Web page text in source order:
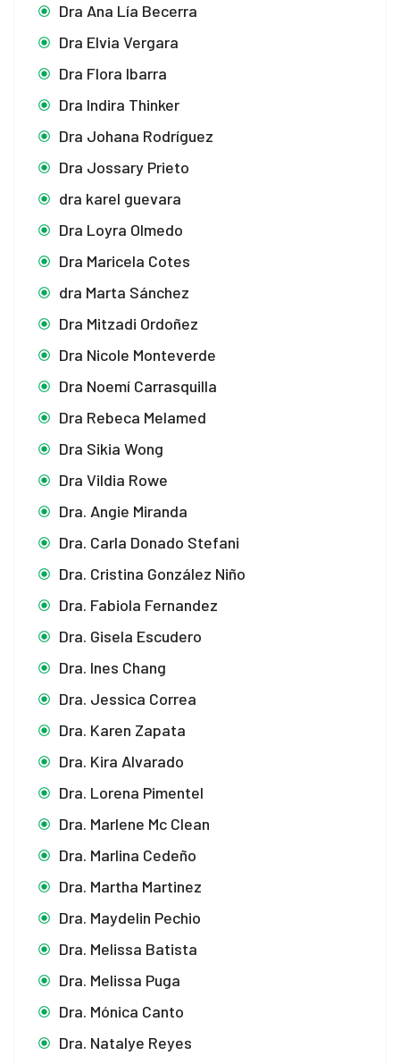
Dra Ana Lía Becerra
Dra Elvia Vergara
Dra Flora Ibarra
Dra Indira Thinker
Dra Johana Rodríguez
Dra Jossary Prieto
dra karel guevara
Dra Loyra Olmedo
Dra Maricela Cotes
dra Marta Sánchez
Dra Mitzadi Ordoñez
Dra Nicole Monteverde
Dra Noemí Carrasquilla
Dra Rebeca Melamed
Dra Sikia Wong
Dra Vildia Rowe
Dra. Angie Miranda
Dra. Carla Donado Stefani
Dra. Cristina González Niño
Dra. Fabiola Fernandez
Dra. Gisela Escudero
Dra. Ines Chang
Dra. Jessica Correa
Dra. Karen Zapata
Dra. Kira Alvarado
Dra. Lorena Pimentel
Dra. Marlene Mc Clean
Dra. Marlina Cedeño
Dra. Martha Martinez
Dra. Maydelin Pechio
Dra. Melissa Batista
Dra. Melissa Puga
Dra. Mónica Canto
Dra. Natalye Reyes